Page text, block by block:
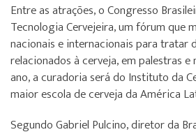
Entre as atrações, o Congresso
Tecnologia Cervejeira, um fórum que
nacionais e internacionais para tratar
relacionados à cerveja, em palestras e
ano, a curadoria será do Instituto da
maior escola de cerveja da América
Segundo Gabriel Pulcino, diretor da